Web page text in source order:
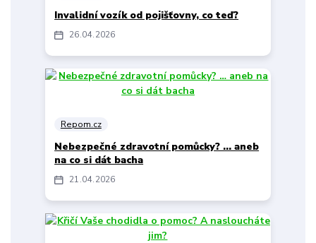
26 04 2026
Invalidní vozík od pojišťovny, co teď?
21 04 2026
Repom.cz
Nebezpečné zdravotní pomůcky? … aneb
na co si dát bacha